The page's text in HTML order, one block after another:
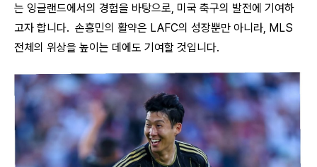
는 잉글랜드에서의 경험을 바탕으로, 미국 축구의 발전에 기여하
고자 합니다. 손흥민의 활약은 LAFC의 성장뿐만 아니라, MLS
전체의 위상을 높이는 데에도 기여할 것입니다.